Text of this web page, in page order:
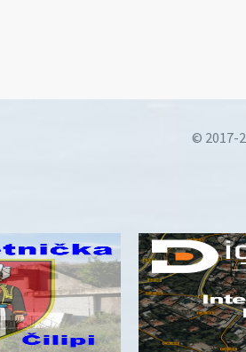
© 2017-